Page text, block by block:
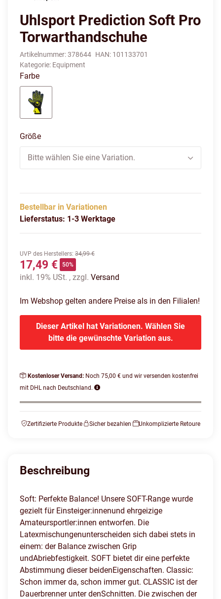
Uhlsport Prediction Soft Pro
Torwarthandschuhe
Artikelnummer:378644 HAN: 101133701
Kategorie: Equipment
Farbe
Größe
Bitte wählen Sie eine Variation.
Bestellbar in Variationen
Lieferstatus: 1-3 Werktage
UVP des Herstellers: 34,99 €
17,49 € 50%
inkl. 19% USt. , zzgl. Versand
Im Webshop gelten andere Preise als in den Filialen!
Dieser Artikel hat Variationen. Wählen Sie
bitte die gewünschte Variation aus.
Kostenloser Versand: Noch 75,00 € und wir versenden kostenfrei
mit DHL nach Deutschland.
Zertifizierte Produkte Sicher bezahlen Unkomplizierte Retoure
Beschreibung
Soft: Perfekte Balance! Unsere SOFT-Range wurde
gezielt für Einsteiger:innenund ehrgeizige
Amateursportler:innen entworfen. Die
Latexmischungenunterscheiden sich dabei stets in
einem: der Balance zwischen Grip
undAbriebfestigkeit. SOFT bietet dir eine perfekte
Abstimmung dieser beidenEigenschaften. Classic:
Schon immer da, schon immer gut. CLASSIC ist der
Dauerbrenner unter denSchnitten. Die zwischen der